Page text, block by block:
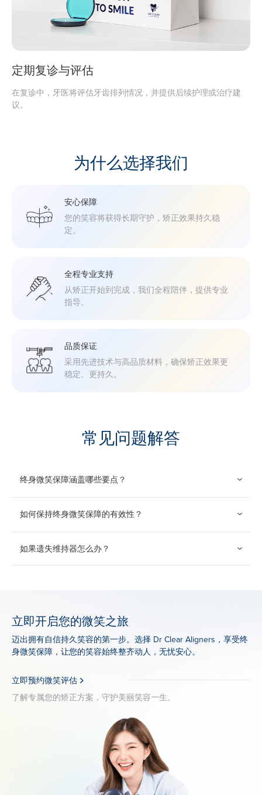
定期复诊与评估
在复诊中，牙医将评估牙齿排列情况，并提供后续护理或治疗建
议。
为什么选择我们
安心保障
您的笑容将获得长期守护，矫正效果持久稳
定。
全程专业支持
从矫正开始到完成，我们全程陪伴，提供专业
指导。
品质保证
采用先进技术与高品质材料，确保矫正效果更
稳定、更持久。
常见问题解答
终身微笑保障涵盖哪些要点？
如何保持终身微笑保障的有效性？
如果遗失维持器怎么办？
立即开启您的微笑之旅
迈出拥有自信持久笑容的第一步。选择 Dr Clear Aligners，享受终
身微笑保障，让您的笑容始终整齐动人，无忧安心。
立即预约微笑评估
了解专属您的矫正方案，守护美丽笑容一生。